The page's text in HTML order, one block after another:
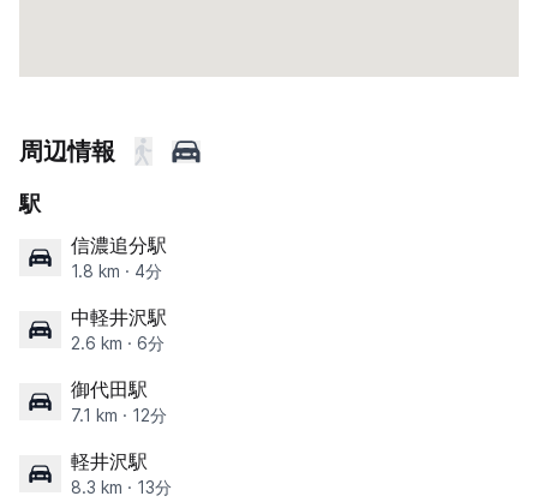
周辺情報
駅
信濃追分駅
1.8 km · 4分
中軽井沢駅
2.6 km · 6分
御代田駅
7.1 km · 12分
軽井沢駅
8.3 km · 13分